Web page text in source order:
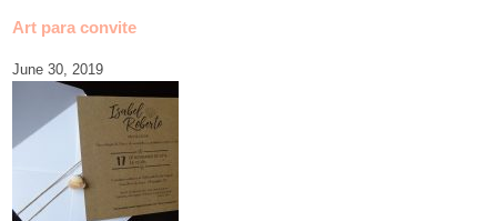
Art para convite
June 30, 2019